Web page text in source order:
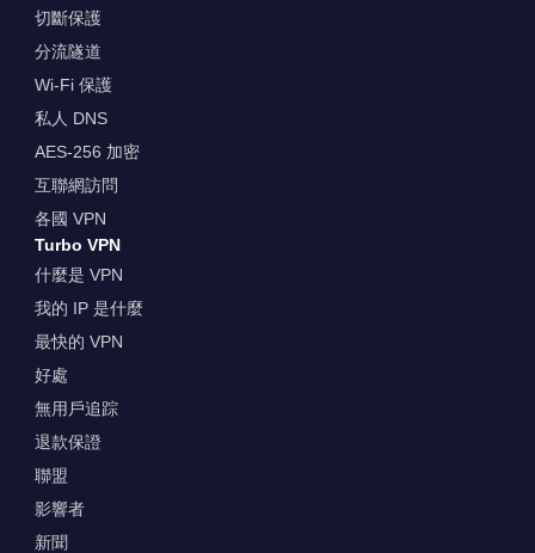
切斷保護
分流隧道
Wi-Fi 保護
私人 DNS
AES-256 加密
互聯網訪問
各國 VPN
Turbo VPN
什麼是 VPN
我的 IP 是什麼
最快的 VPN
好處
無用戶追踪
退款保證
聯盟
影響者
新聞